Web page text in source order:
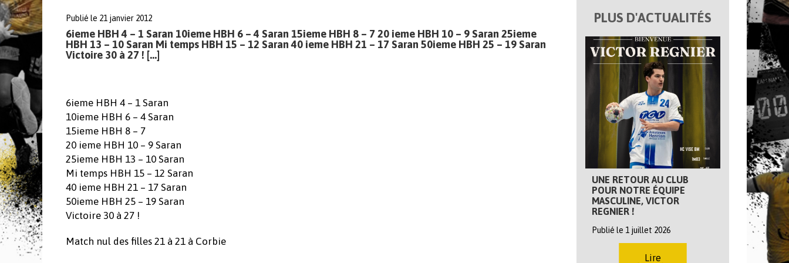
Publié le 21 janvier 2012
6ieme HBH 4 – 1 Saran 10ieme HBH 6 – 4 Saran 15ieme HBH 8 – 7 20 ieme HBH 10 – 9 Saran 25ieme
HBH 13 – 10 Saran Mi temps HBH 15 – 12 Saran 40 ieme HBH 21 – 17 Saran 50ieme HBH 25 – 19 Saran
Victoire 30 à 27 ! […]
6ieme HBH 4 – 1 Saran
10ieme HBH 6 – 4 Saran
15ieme HBH 8 – 7
20 ieme HBH 10 – 9 Saran
25ieme HBH 13 – 10 Saran
Mi temps HBH 15 – 12 Saran
40 ieme HBH 21 – 17 Saran
50ieme HBH 25 – 19 Saran
Victoire 30 à 27 !
Match nul des filles 21 à 21 à Corbie
PLUS D'ACTUALITÉS
UNE RETOUR AU CLUB
POUR NOTRE ÉQUIPE
MASCULINE, VICTOR
REGNIER !
Publié le 1 juillet 2026
Lire